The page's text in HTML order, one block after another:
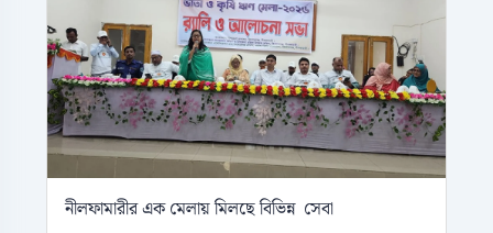
নীলফামারীর এক মেলায় মিলছে বিভিন্ন সেবা